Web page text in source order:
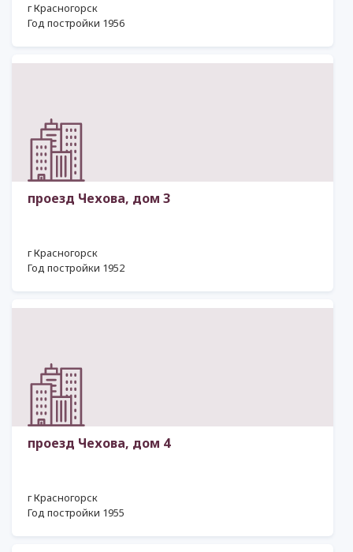
г Красногорск
Год постройки 1956
проезд Чехова, дом 3
г Красногорск
Год постройки 1952
проезд Чехова, дом 4
г Красногорск
Год постройки 1955